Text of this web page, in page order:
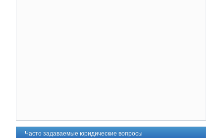
Часто задаваемые юридические вопросы